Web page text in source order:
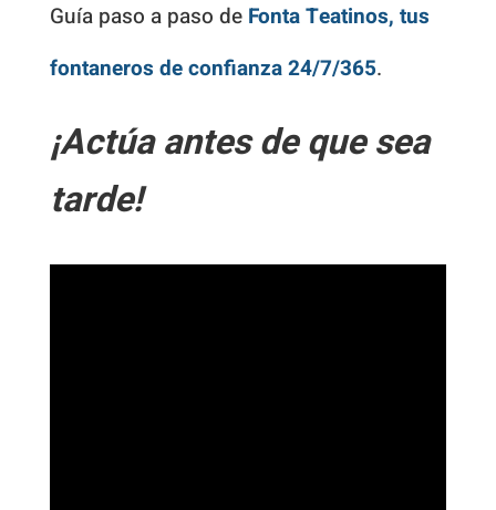
Guía paso a paso de Fonta Teatinos, tus
fontaneros de confianza 24/7/365.
¡Actúa antes de que sea
tarde!